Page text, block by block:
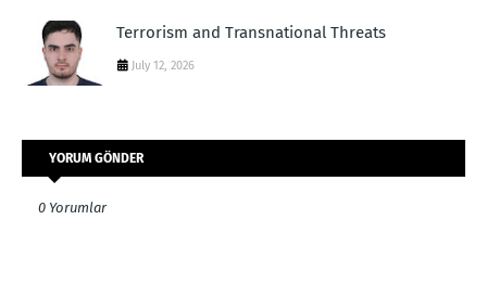
Terrorism and Transnational Threats
July 12, 2026
YORUM GÖNDER
0 Yorumlar